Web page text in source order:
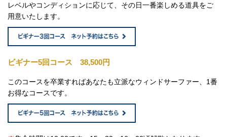
レベルやコンディションに応じて、その日一番楽しめる道具をご
用意いたします。
ビギナー5回コース 38,500円
このコースを卒業すればあなたも立派なウィンドサーファー、1番
お得なコースです。